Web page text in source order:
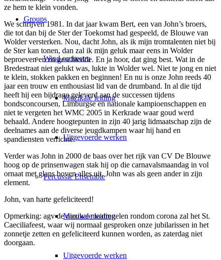
Groups
Wind orchestra
Muzikale leiding
Uitgevoerde werken
Percussie Ensemble
Muzikale leiding
Uitgevoerde werken
ze hem te klein vonden.
We schrijven 1981. In dat jaar kwam Bert, een van John’s broers,
die tot dan bij de Ster der Toekomst had gespeeld, de Blouwe van
Wolder versterken. Nou, dacht John, als ik mijn tromtalenten niet bij
de Ster kan tonen, dan zal ik mijn geluk maar eens in Wolder
beproeven en zo geschiedde. En ja hoor, dat ging best. Wat in de
Bredestraat niet gelukt was, lukte in Wolder wel. Niet te jong en niet
te klein, stokken pakken en beginnen! En nu is onze John reeds 40
jaar een trouw en enthousiast lid van de drumband. In al die tijd
heeft hij een bijdrage geleverd aan de successen tijdens
bondsconcoursen, Limburgse en nationale kampioenschappen en
niet te vergeten het WMC 2005 in Kerkrade waar goud werd
behaald. Andere hoogtepunten in zijn 40 jarig lidmaatschap zijn de
deelnames aan de diverse jeugdkampen waar hij hand en
spandiensten verrichte.
Verder was John in 2000 de baas over het rijk van CV De Blouwe
hoog op de prinsenwagen stak hij op die carnavalsmaandag in vol
ornaat met glans boven alles uit. John was als geen ander in zijn
element.
John, van harte gefeliciteerd!
Opmerking: agv de nieuwe maatregelen rondom corona zal het St.
Caeciliafeest, waar wij normaal gesproken onze jubilarissen in het
zonnetje zetten en gefeliciteerd kunnen worden, as zaterdag niet
doorgaan.